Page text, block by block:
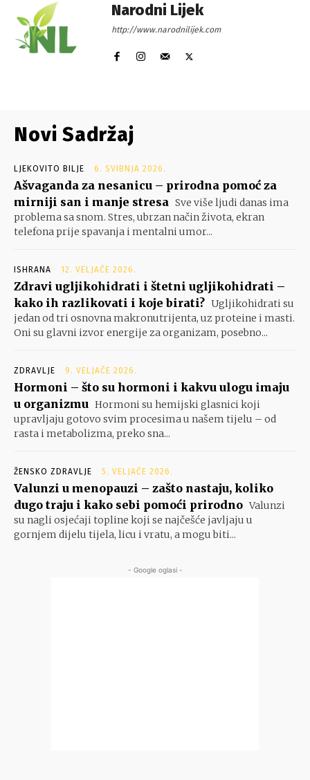
Narodni Lijek
http://www.narodnilijek.com
Novi Sadržaj
LJEKOVITO BILJE 6. SVIBNJA 2026.
Ašvaganda za nesanicu – prirodna pomoć za
mirniji san i manje stresa Sve više ljudi danas ima
problema sa snom. Stres, ubrzan način života, ekran
telefona prije spavanja i mentalni umor...
ISHRANA 12. VELJAČE 2026.
Zdravi ugljikohidrati i štetni ugljikohidrati –
kako ih razlikovati i koje birati? Ugljikohidrati su
jedan od tri osnovna makronutrijenta, uz proteine i masti.
Oni su glavni izvor energije za organizam, posebno...
ZDRAVLJE 9. VELJAČE 2026.
Hormoni – što su hormoni i kakvu ulogu imaju
u organizmu Hormoni su hemijski glasnici koji
upravljaju gotovo svim procesima u našem tijelu – od
rasta i metabolizma, preko sna...
ŽENSKO ZDRAVLJE 5. VELJAČE 2026.
Valunzi u menopauzi – zašto nastaju, koliko
dugo traju i kako sebi pomoći prirodno Valunzi
su nagli osjećaji topline koji se najčešće javljaju u
gornjem dijelu tijela, licu i vratu, a mogu biti...
- Google oglasi -